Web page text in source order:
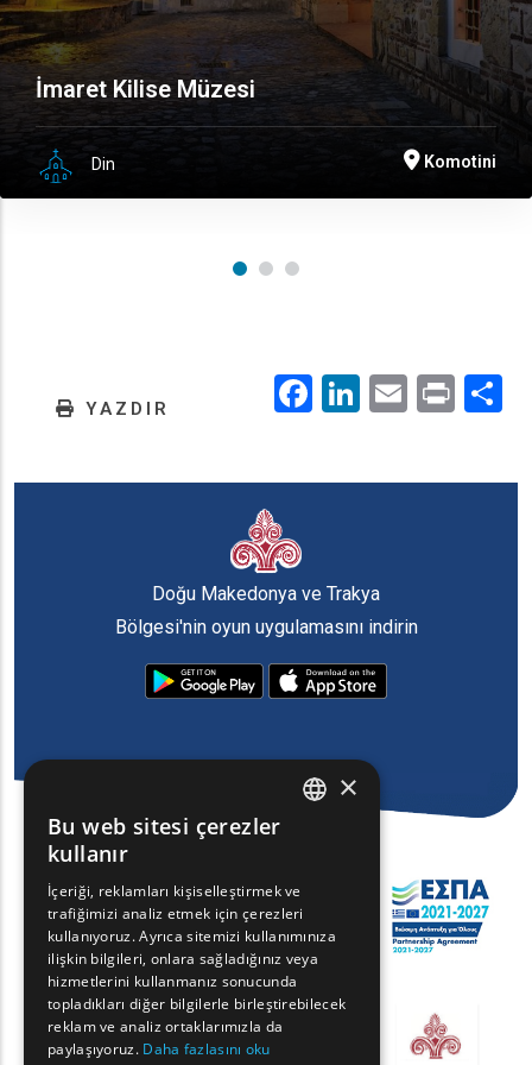
İmaret Kilise Müzesi
Din Komotini
YAZDIR Facebook
LinkedIn
EmailPrint
Doğu Makedonya ve Trakya
Bölgesi'nin oyun uygulamasını indirin
FRENCH
BULGARIAN
GERMAN
×
Bu web sitesi çerezler
kullanır
İçeriği, reklamları kişiselleştirmek ve
trafiğimizi analiz etmek için çerezleri
kullanıyoruz. Ayrıca sitemizi kullanımınıza
ilişkin bilgileri, onlara sağladığınız veya
hizmetlerini kullanmanız sonucunda
topladıkları diğer bilgilerle birleştirebilecek
reklam ve analiz ortaklarımızla da
paylaşıyoruz. Daha fazlasını oku